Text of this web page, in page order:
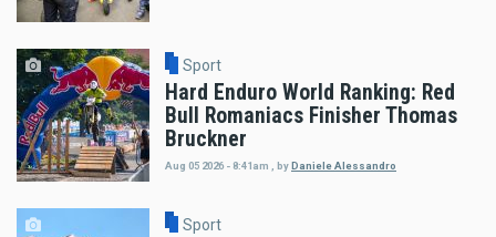
Sport
Hard Enduro World Ranking: Red
Bull Romaniacs Finisher Thomas
Bruckner
Aug 05 2026 - 8:41am byDaniele Alessandro
Sport